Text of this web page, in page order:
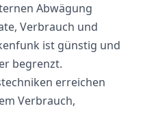
Abwägung
Verbrauch und
ist günstig und
begrenzt.
erreichen
Verbrauch,